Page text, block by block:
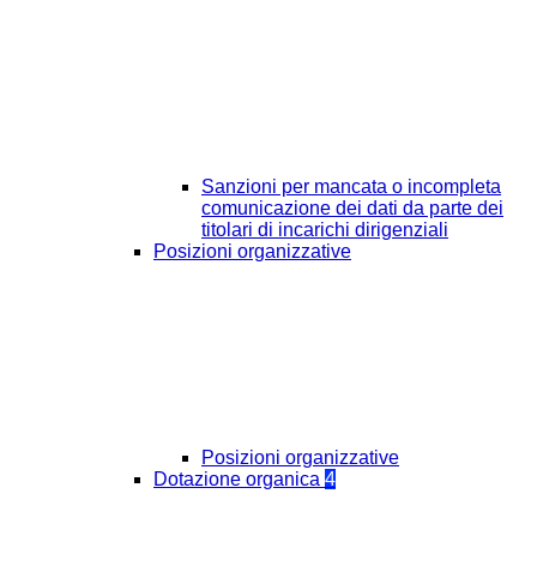
Sanzioni per mancata o incompleta
comunicazione dei dati da parte dei
titolari di incarichi dirigenziali
Posizioni organizzative
Posizioni organizzative
Dotazione organica 4